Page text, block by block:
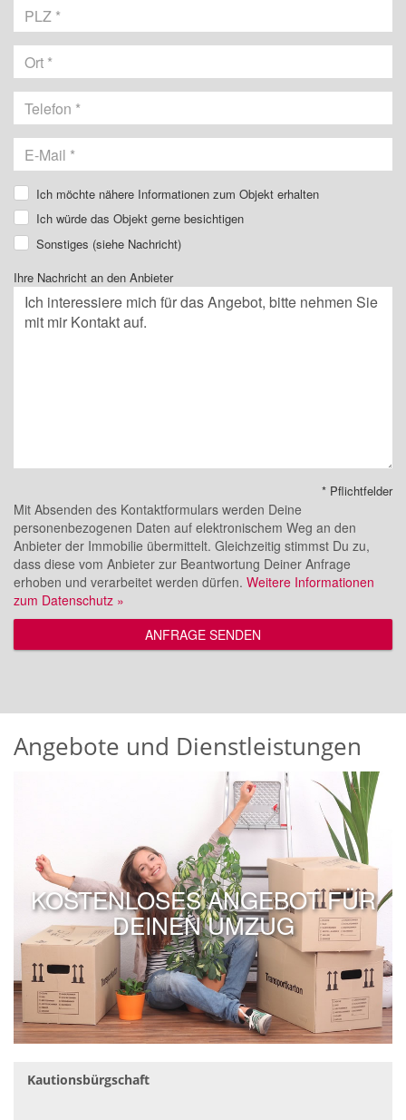
Ich möchte nähere Informationen zum Objekt erhalten
Ich würde das Objekt gerne besichtigen
Sonstiges (siehe Nachricht)
Ihre Nachricht an den Anbieter
* Pflichtfelder
Mit Absenden des Kontaktformulars werden Deine
personenbezogenen Daten auf elektronischem Weg an den
Anbieter der Immobilie übermittelt. Gleichzeitig stimmst Du zu,
dass diese vom Anbieter zur Beantwortung Deiner Anfrage
erhoben und verarbeitet werden dürfen. Weitere Informationen
zum Datenschutz »
ANFRAGE SENDEN
Angebote und Dienstleistungen
KOSTENLOSES ANGEBOT FÜR
DEINEN UMZUG
Kautionsbürgschaft